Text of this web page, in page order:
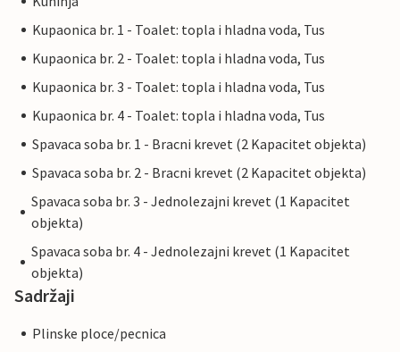
Kupaonica br. 1 - Toalet: topla i hladna voda, Tus
Kupaonica br. 2 - Toalet: topla i hladna voda, Tus
Kupaonica br. 3 - Toalet: topla i hladna voda, Tus
Kupaonica br. 4 - Toalet: topla i hladna voda, Tus
Spavaca soba br. 1 - Bracni krevet (2 Kapacitet objekta)
Spavaca soba br. 2 - Bracni krevet (2 Kapacitet objekta)
Spavaca soba br. 3 - Jednolezajni krevet (1 Kapacitet
objekta)
Spavaca soba br. 4 - Jednolezajni krevet (1 Kapacitet
objekta)
Sadržaji
Plinske ploce/pecnica